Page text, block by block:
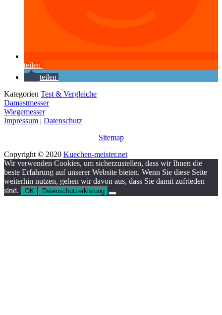
teilen
teilen
Kategorien Test & Vergleiche
Damastmesser
Wiegemesser
Impressum | Datenschutz
Sitemap
Copyright © 2020 Kuechen-meister.net
Wir verwenden Cookies, um sicherzustellen, dass wir Ihnen die
beste Erfahrung auf unserer Website bieten. Wenn Sie diese Seite
weiterhin nutzen, gehen wir davon aus, dass Sie damit zufrieden
sind.
OK Datenschutzerklärung